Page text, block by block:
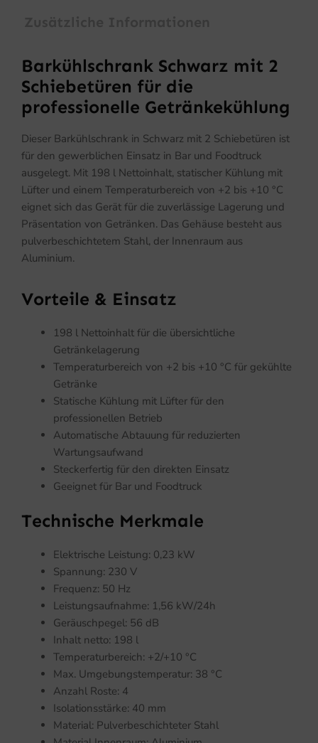
Barkühlschrank Schwarz mit 2
Schiebetüren für die
professionelle Getränkekühlung
Dieser Barkühlschrank in Schwarz mit 2 Schiebetüren ist
für den gewerblichen Einsatz in Bar und Foodtruck
ausgelegt. Mit 198 l Nettoinhalt, statischer Kühlung mit
Lüfter und einem Temperaturbereich von +2 bis +10 °C
eignet sich das Gerät für die zuverlässige Lagerung und
Präsentation von Getränken. Das Gehäuse besteht aus
pulverbeschichtetem Stahl, der Innenraum aus
Aluminium.
Vorteile & Einsatz
198 l Nettoinhalt für die übersichtliche
Getränkelagerung
Temperaturbereich von +2 bis +10 °C für gekühlte
Getränke
Statische Kühlung mit Lüfter für den
professionellen Betrieb
Automatische Abtauung für reduzierten
Wartungsaufwand
Steckerfertig für den direkten Einsatz
Geeignet für Bar und Foodtruck
Technische Merkmale
Elektrische Leistung: 0,23 kW
Spannung: 230 V
Frequenz: 50 Hz
Leistungsaufnahme: 1,56 kW/24h
Geräuschpegel: 56 dB
Inhalt netto: 198 l
Temperaturbereich: +2/+10 °C
Max. Umgebungstemperatur: 38 °C
Anzahl Roste: 4
Isolationsstärke: 40 mm
Material: Pulverbeschichteter Stahl